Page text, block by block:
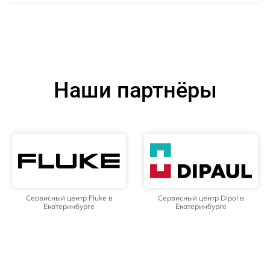
Наши партнёры
Сервисный центр Fluke в
Екатеринбурге
Сервисный центр Dipol в
Екатеринбурге